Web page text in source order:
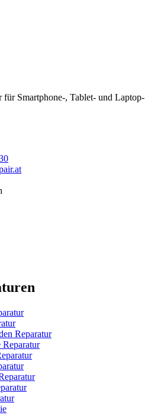
für Smartphone-, Tablet- und Laptop-
Reparatur
Reparatur